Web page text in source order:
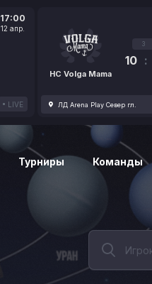
17:00
12 апр.
LIVE
HC Volga Mama
3
10 :
ЛД Arena Play Север гл.
Турниры Команды